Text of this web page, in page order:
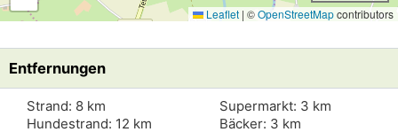
Leaflet | ©OpenStreetMapcontributors
Entfernungen
Strand: 8 km
Hundestrand: 12 km
Supermarkt: 3 km
Bäcker: 3 km